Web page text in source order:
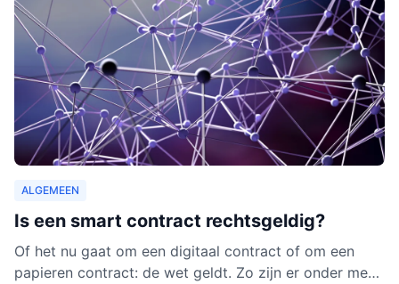
ALGEMEEN
Is een smart contract rechtsgeldig?
Of het nu gaat om een digitaal contract of om een
papieren contract: de wet geldt. Zo zijn er onder meer